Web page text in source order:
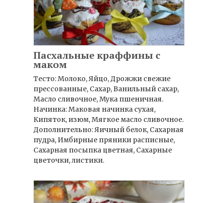
Пасхальные краффины с
маком
Тесто: Молоко, Яйцо, Дрожжи свежие
прессованные, Сахар, Ванильный сахар,
Масло сливочное, Мука пшеничная.
Начинка: Маковая начинка сухая,
Кипяток, изюм, Мягкое масло сливочное.
Дополнительно: Яичный белок, Сахарная
пудра, Имбирные пряники расписные,
Сахарная посыпка цветная, Сахарные
цветочки, листики.